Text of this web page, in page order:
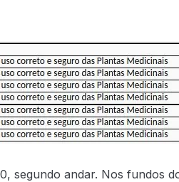
segundo andar. Nos fundos